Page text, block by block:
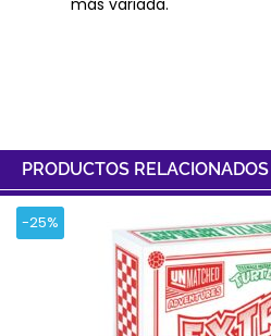
PRODUCTOS RELACIONADOS
-25%